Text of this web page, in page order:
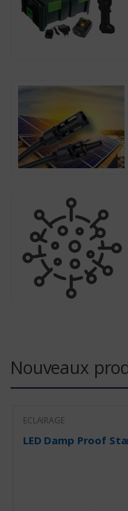
Nouveaux
ECLAIRAGE
LED Damp Proof